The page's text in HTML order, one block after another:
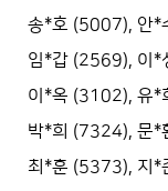
송*호 (5007), 안*
임*갑 (2569), 이*
이*옥 (3102), 유
박*희 (7324), 문*
최*훈 (5373), 지*